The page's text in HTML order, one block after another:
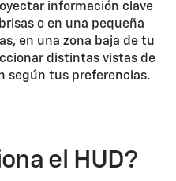
información clave
o en una pequeña
en una zona baja de tu
distintas vistas de
según tus preferencias.
el HUD?